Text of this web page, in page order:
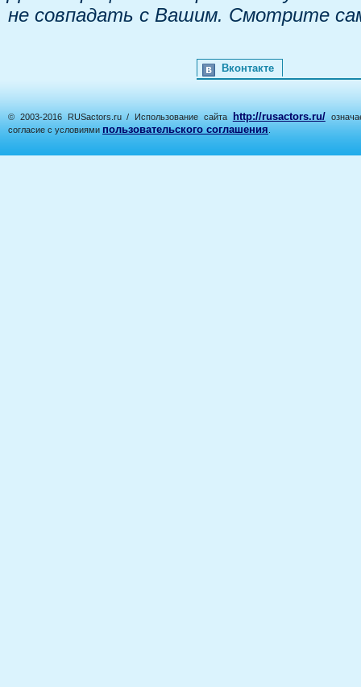
не совпадать с Вашим. Смотрите
Вконтакте
© 2003-2016 RUSactors.ru / Использование сайта http://rusactors.ru/
согласие с условиями пользовательского соглашения